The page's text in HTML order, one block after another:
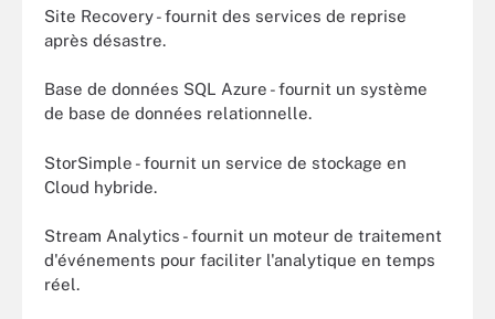
Site Recovery - fournit des services de reprise
après désastre.
Base de données SQL Azure - fournit un système
de base de données relationnelle.
StorSimple - fournit un service de stockage en
Cloud hybride.
Stream Analytics - fournit un moteur de traitement
d'événements pour faciliter l'analytique en temps
réel.